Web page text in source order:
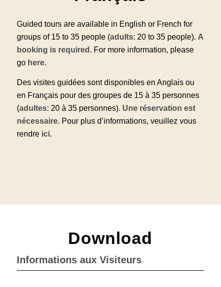
Guided tours are available in English or French for
groups of 15 to 35 people (adults: 20 to 35 people). A
booking is required.For more information, please
go here.
Des visites guidées sont disponibles en Anglais ou
en Français pour des groupes de 15 à 35 personnes
(adultes: 20 à 35 personnes). Une réservation est
nécessaire.Pour plus d’informations, veuillez vous
rendre ici.
Download
Informations aux Visiteurs